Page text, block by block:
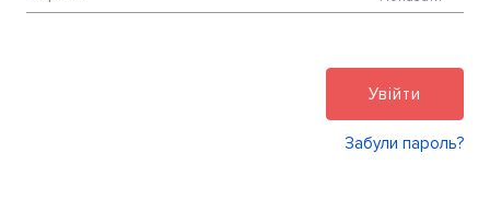
Увійти
Забули пароль?